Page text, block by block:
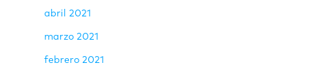
abril 2021
marzo 2021
febrero 2021